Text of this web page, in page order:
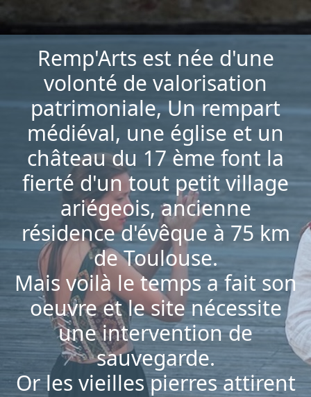
Remp'Arts est née d'une
volonté de valorisation
patrimoniale, Un rempart
médiéval, une église et un
château du 17 ème font la
fierté d'un tout petit village
ariégeois, ancienne
résidence d'évêque à 75 km
de Toulouse.
Mais voilà le temps a fait son
oeuvre et le site nécessite
une intervention de
sauvegarde.
Or les vieilles pierres attirent